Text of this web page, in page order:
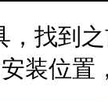
，找到
装位置